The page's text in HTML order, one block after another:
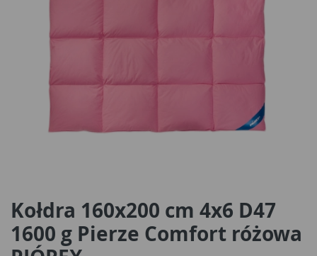
Kołdra 160x200 cm 4x6 D47
1600 g Pierze Comfort różowa